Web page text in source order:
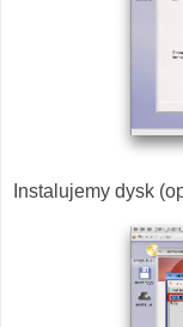
Instalujemy dysk